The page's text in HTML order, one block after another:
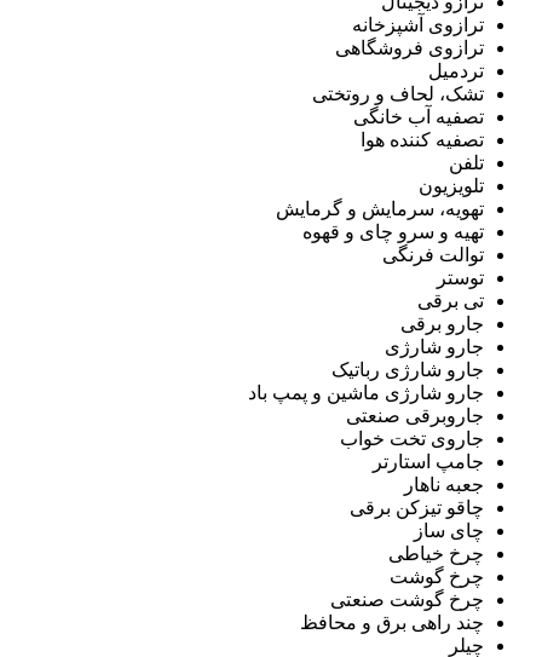
ترازوی آشپزخانه
ترازوی فروشگاهی
تردمیل
تشک، لحاف و روتختی
تصفیه آب خانگی
تصفیه کننده هوا
تلفن
تلویزیون
تهویه، سرمایش و گرمایش
تهیه و سرو چای و قهوه
توالت فرنگی
توستر
تی برقی
جارو برقی
جارو شارژی
جارو شارژی رباتیک
جارو شارژی ماشین و پمپ باد
جاروبرقی صنعتی
جاروی تخت خواب
جامپ استارتر
جعبه ناهار
چاقو تیزکن برقی
چای ساز
چرخ خیاطی
چرخ گوشت
چرخ گوشت صنعتی
چند راهی برق و محافظ
چیلر